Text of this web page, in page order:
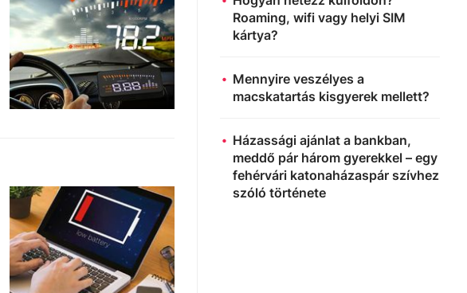
Roaming, wifi vagy helyi SIM
kártya?
Mennyire veszélyes a
macskatartás kisgyerek mellett?
Házassági ajánlat a bankban,
meddő pár három gyerekkel – egy
fehérvári katonaházaspár szívhez
szóló története